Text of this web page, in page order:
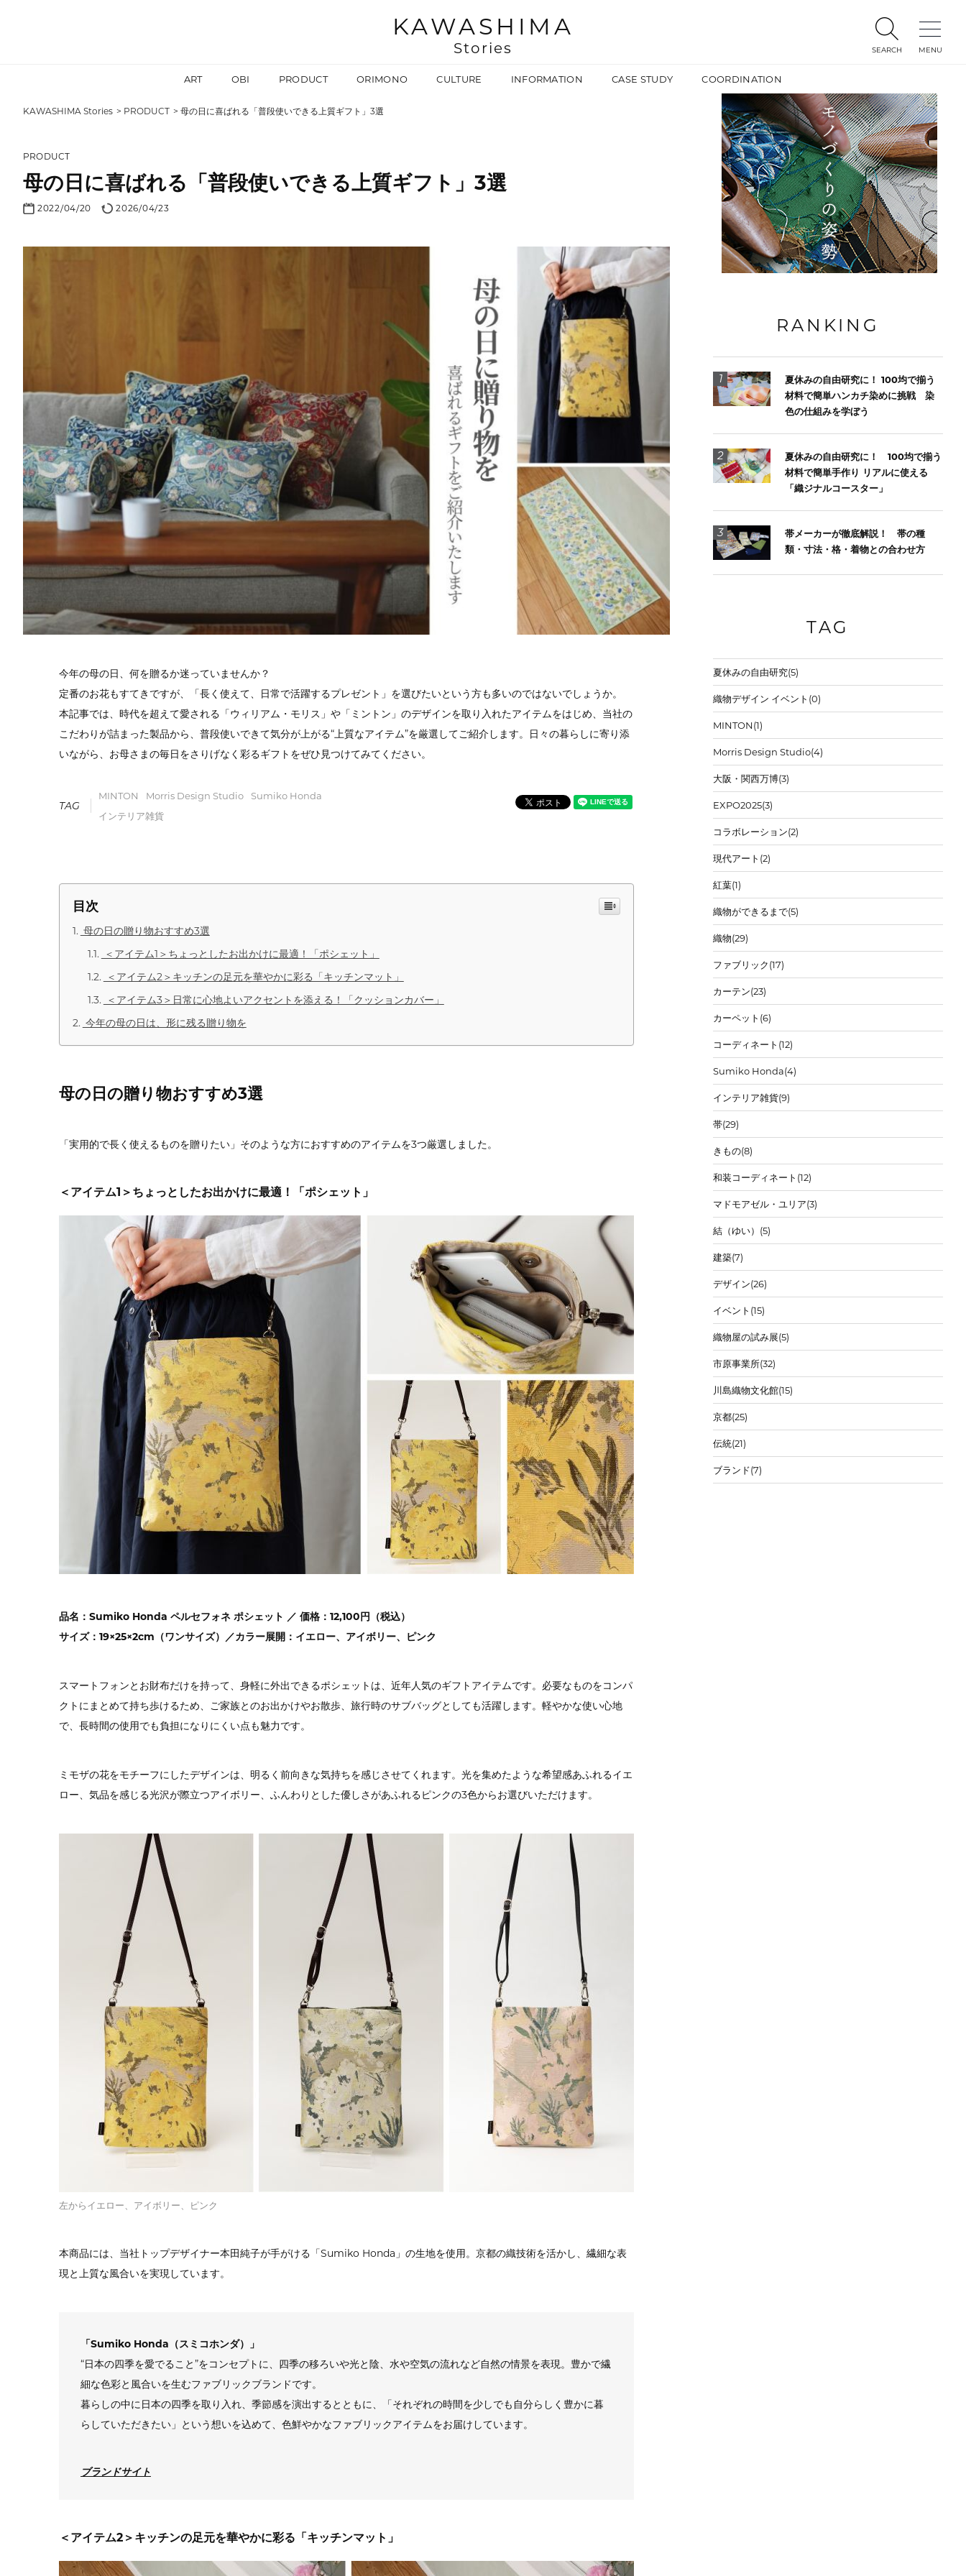
KAWASHIMA
Stories SEARCH MENU
ART OBI PRODUCT ORIMONO CULTURE INFORMATION CASE STUDY COORDINATION
KAWASHIMA Stories PRODUCT 母の日に喜ばれる「普段使いできる上質ギフト」3選
PRODUCT
母の日に喜ばれる「普段使いできる上質ギフト」3選
2022/04/20 2026/04/23
今年の母の日、何を贈るか迷っていませんか？
定番のお花もすてきですが、「長く使えて、日常で活躍するプレゼント」を選びたいという方も多いのではないでしょうか。
本記事では、時代を超えて愛される「ウィリアム・モリス」や「ミントン」のデザインを取り入れたアイテムをはじめ、当社の
こだわりが詰まった製品から、普段使いできて気分が上がる“上質なアイテム”を厳選してご紹介します。日々の暮らしに寄り添
いながら、お母さまの毎日をさりげなく彩るギフトをぜひ見つけてみてください。
TAG
MINTON Morris Design Studio
Sumiko Honda
インテリア雑貨
目次
母の日の贈り物おすすめ3選
＜アイテム1＞ちょっとしたお出かけに最適！「ポシェット」
＜アイテム2＞キッチンの足元を華やかに彩る「キッチンマット」
＜アイテム3＞日常に心地よいアクセントを添える！「クッションカバー」
今年の母の日は、形に残る贈り物を
母の日の贈り物おすすめ3選
「実用的で長く使えるものを贈りたい」そのような方におすすめのアイテムを3つ厳選しました。
＜アイテム1＞ちょっとしたお出かけに最適！「ポシェット」
品名：Sumiko Honda ペルセフォネ ポシェット ／ 価格：12,100円（税込）
サイズ：19×25×2cm（ワンサイズ）／カラー展開：イエロー、アイボリー、ピンク
スマートフォンとお財布だけを持って、身軽に外出できるポシェットは、近年人気のギフトアイテムです。必要なものをコンパ
クトにまとめて持ち歩けるため、ご家族とのお出かけやお散歩、旅行時のサブバッグとしても活躍します。軽やかな使い心地
で、長時間の使用でも負担になりにくい点も魅力です。
ミモザの花をモチーフにしたデザインは、明るく前向きな気持ちを感じさせてくれます。光を集めたような希望感あふれるイエ
ロー、気品を感じる光沢が際立つアイボリー、ふんわりとした優しさがあふれるピンクの3色からお選びいただけます。
左からイエロー、アイボリー、ピンク
本商品には、当社トップデザイナー本田純子が手がける「Sumiko Honda」の生地を使用。京都の織技術を活かし、繊細な表
現と上質な風合いを実現しています。
「Sumiko Honda（スミコホンダ）」
“日本の四季を愛でること”をコンセプトに、四季の移ろいや光と陰、水や空気の流れなど自然の情景を表現。豊かで繊
細な色彩と風合いを生むファブリックブランドです。
暮らしの中に日本の四季を取り入れ、季節感を演出するとともに、「それぞれの時間を少しでも自分らしく豊かに暮
らしていただきたい」という想いを込めて、色鮮やかなファブリックアイテムをお届けしています。
ブランドサイト
＜アイテム2＞キッチンの足元を華やかに彩る「キッチンマット」
RANKING
1
夏休みの自由研究に！ 100均で揃う
材料で簡単ハンカチ染めに挑戦 染
色の仕組みを学ぼう
2
夏休みの自由研究に！ 100均で揃う
材料で簡単手作り リアルに使える
「織ジナルコースター」
3
帯メーカーが徹底解説！ 帯の種
類・寸法・格・着物との合わせ方
TAG
夏休みの自由研究(5)
織物デザイン イベント (0)
MINTON(1)
Morris Design Studio(4)
大阪・関西万博(3)
EXPO2025(3)
コラボレーション(2)
現代アート (2)
紅葉(1)
織物ができるまで(5)
織物(29)
ファブリック(17)
カーテン(23)
カーペット (6)
コーディネート (12)
Sumiko Honda(4)
インテリア雑貨(9)
帯(29)
きもの(8)
和装コーディネート (12)
マドモアゼル・ユリア(3)
結（ゆい） (5)
建築(7)
デザイン(26)
イベント (15)
織物屋の試み展(5)
市原事業所(32)
川島織物文化館(15)
京都(25)
伝統(21)
ブランド(7)